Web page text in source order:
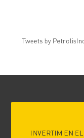
Tweets by
INVERTIM EN